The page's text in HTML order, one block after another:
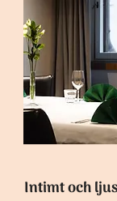
Intimt och